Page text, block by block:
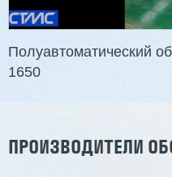
Станок проходного типа
Узлы: 4 пилы, 2 фрезы
Полуавтоматический
1650
ПРОИЗВОДИТЕЛИ